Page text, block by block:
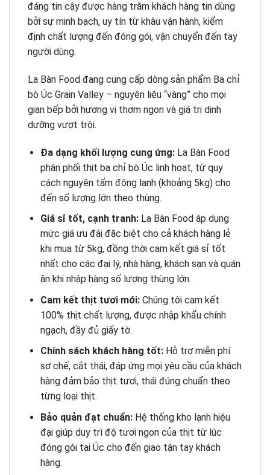
đáng tin cậy được hàng trăm khách hàng tin dùng
bởi sự minh bạch, uy tín từ khâu vận hành, kiểm
định chất lượng đến đóng gói, vận chuyển đến tay
người dùng.
La Bàn Food đang cung cấp dòng sản phẩm Ba chỉ
bò Úc Grain Valley – nguyên liệu “vàng” cho mọi
gian bếp bởi hương vị thơm ngon và giá trị dinh
dưỡng vượt trội.
Đa dạng khối lượng cung ứng:La Bàn Food
phân phối thịt ba chỉ bò Úc linh hoạt, từ quy
cách nguyên tấm đông lạnh (khoảng 5kg) cho
đến số lượng lớn theo thùng.
Giá sỉ tốt, cạnh tranh: La Bàn Food áp dụng
mức giá ưu đãi đặc biệt cho cả khách hàng lẻ
khi mua từ 5kg, đồng thời cam kết giá sỉ tốt
nhất cho các đại lý, nhà hàng, khách sạn và quán
ăn khi nhập hàng số lượng thùng lớn.
Cam kết thịt tươi mới:Chúng tôi cam kết
100% thịt chất lượng, được nhập khẩu chính
ngạch, đầy đủ giấy tờ.
Chính sách khách hàng tốt:Hỗ trợ miễn phí
sơ chế, cắt thái, đáp ứng mọi yêu cầu của khách
hàng đảm bảo thịt tươi, thái đúng chuẩn theo
từng loại thịt.
Bảo quản đạt chuẩn:Hệ thống kho lạnh hiệu
đại giúp duy trì độ tươi ngon của thịt từ lúc
đóng gói tại Úc cho đến giao tận tay khách
hàng.